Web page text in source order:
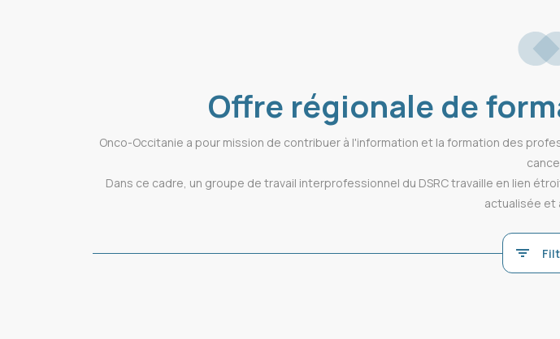
Offre régionale de
Onco-Occitanie a pour mission de contribuer à l'information et la formation des
Dans ce cadre, un groupe de travail interprofessionnel du DSRC travaille en lien
actualisée et